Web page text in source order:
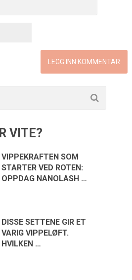
VITE?
VIPPEKRAFTEN SOM
STARTER VED ROTEN:
OPPDAG NANOLASH …
DISSE SETTENE GIR ET
VARIG VIPPELØFT.
HVILKEN …